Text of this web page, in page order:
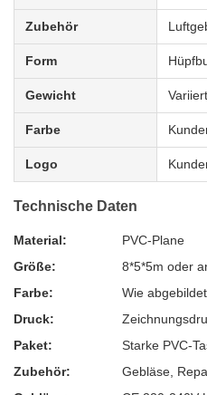
Zubehör
Form
Gewicht
Farbe
Logo
Technische Daten
Material:
PVC-Plane
Größe:
8*5*5m oder
Farbe:
Wie
Druck:
Paket:
Starke PVC-
Zubehör:
Gebläse,